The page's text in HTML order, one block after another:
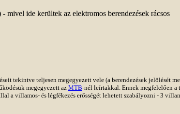
ide kerültek az elektromos berendezések rácsos
tekintve teljesen megegyezett vele (a berendezések jelölését
megegyezett az MTB-nél leírtakkal. Ennek megfelelően
a villamos- és légfékezés erősségét lehetett szabályozni - 3